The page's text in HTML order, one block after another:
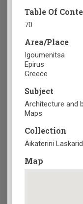
Table Of
70
Area/Place
Igoumenitsa
Epirus
Greece
Subject
Architecture and
Maps
Collection
Aikaterini
Map